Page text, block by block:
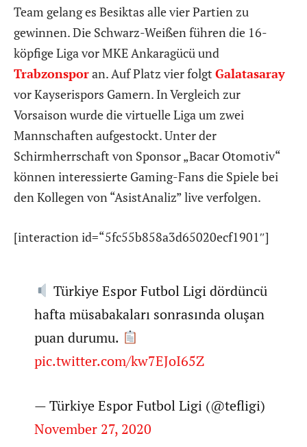
Team gelang es Besiktas alle vier Partien zu
gewinnen. Die Schwarz-Weißen führen die 16-
köpfige Liga vor MKE Ankaragücü und
Trabzonsporan. Auf Platz vier folgt Galatasaray
vor Kayserispors Gamern. In Vergleich zur
Vorsaison wurde die virtuelle Liga um zwei
Mannschaften aufgestockt. Unter der
Schirmherrschaft von Sponsor „Bacar Otomotiv“
können interessierte Gaming-Fans die Spiele bei
den Kollegen von “AsistAnaliz” live verfolgen.
[interaction id=“5fc55b858a3d65020ecf1901″]
Türkiye Espor Futbol Ligi dördüncü
hafta müsabakaları sonrasında oluşan
puan durumu.
pic.twitter.com/kw7EJoI65Z
— Türkiye Espor Futbol Ligi (@tefligi)
November 27, 2020